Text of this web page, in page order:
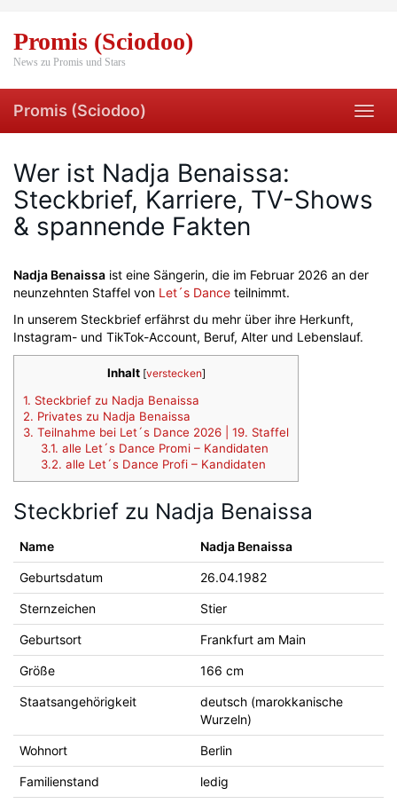
main
content
Promis (Sciodoo)
News zu Promis und Stars
Promis (Sciodoo)
Wer ist Nadja Benaissa:
Steckbrief, Karriere, TV-Shows
& spannende Fakten
Nadja Benaissa ist eine Sängerin, die im Februar 2026 an der
neunzehnten Staffel von Let´s Dance teilnimmt.
In unserem Steckbrief erfährst du mehr über ihre Herkunft,
Instagram- und TikTok-Account, Beruf, Alter und Lebenslauf.
Inhalt [verstecken]
1. Steckbrief zu Nadja Benaissa
2. Privates zu Nadja Benaissa
3. Teilnahme bei Let´s Dance 2026 | 19. Staffel
3.1. alle Let´s Dance Promi – Kandidaten
3.2. alle Let´s Dance Profi – Kandidaten
Steckbrief zu Nadja Benaissa
Name Nadja Benaissa
Geburtsdatum 26.04.1982
Sternzeichen Stier
Geburtsort Frankfurt am Main
Größe 166 cm
Staatsangehörigkeit
deutsch (marokkanische
Wurzeln)
Wohnort Berlin
Familienstand ledig